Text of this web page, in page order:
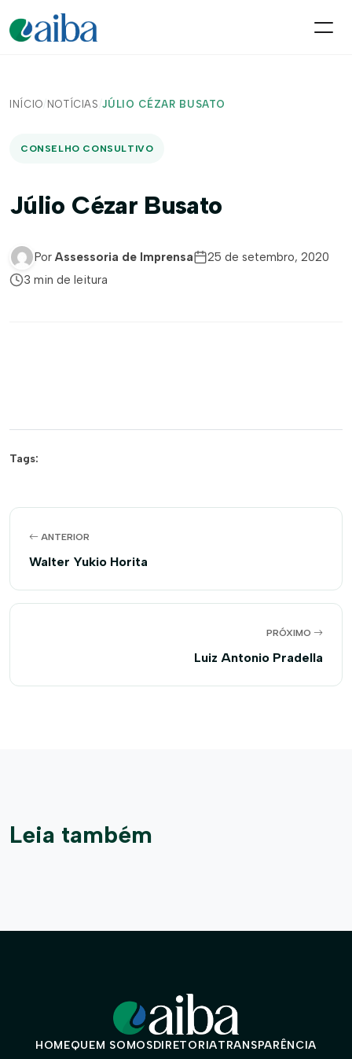
INÍCIO/ NOTÍCIAS /JÚLIO CÉZAR BUSATO
CONSELHO CONSULTIVO
Júlio Cézar Busato
Por Assessoria de Imprensa
25 de setembro, 2020
3 min de leitura
Tags:
ANTERIOR
Walter Yukio Horita
PRÓXIMO
Luiz Antonio Pradella
Leia também
HOMEQUEM SOMOSDIRETORIATRANSPARÊNCIA